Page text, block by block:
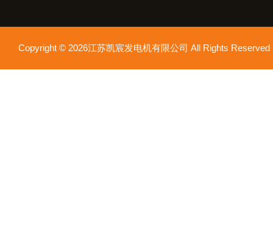
Copyright © 2026江苏凯宸发电机有限公司 All Rights